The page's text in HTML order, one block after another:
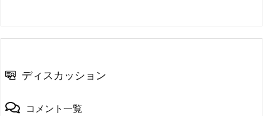
ディスカッション
コメント一覧